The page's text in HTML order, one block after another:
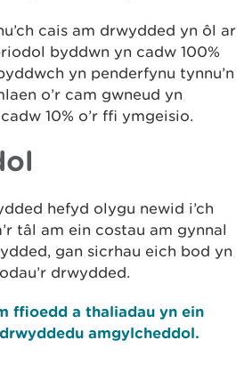
cais am drwydded yn ôl ar
byddwn yn cadw 100%
yn penderfynu tynnu’n
o’r cam gwneud yn
10% o’r ffi ymgeisio.
hefyd olygu newid i’ch
tâl am ein costau am gynnal
gan sicrhau eich bod yn
drwydded.
ffioedd a thaliadau yn ein
amgylcheddol.